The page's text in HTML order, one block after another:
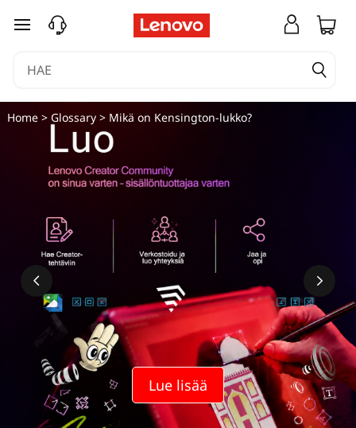
M
ä
siirry pääsisältöön
Lue lisää
Home> Glossary> Mikä on Kensington-lukko?